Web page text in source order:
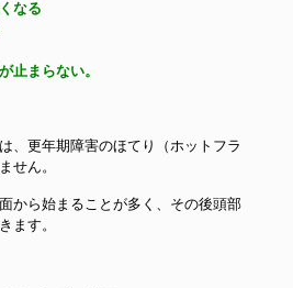
なる
止まらない。
、更年期障害のほてり（ホットフラ
せん。
から始まることが多く、その後頭部
ます。